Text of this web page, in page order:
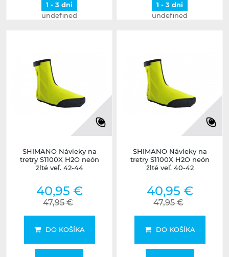
1 - 3 dni
undefined
1 - 3 dni
undefined
SHIMANO Návleky na
tretry S1100X H2O neón
žlté veľ. 42-44
40,95 €
47,95 €
DO KOŠÍKA
SHIMANO Návleky na
tretry S1100X H2O neón
žlté veľ. 40-42
40,95 €
47,95 €
DO KOŠÍKA